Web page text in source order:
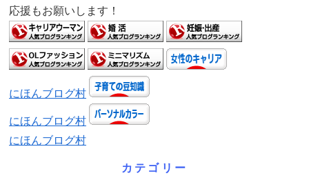
応援もお願いします！
にほんブログ村
にほんブログ村
にほんブログ村
カテゴリー